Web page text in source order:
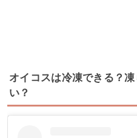
オイコスは冷凍できる？
い？